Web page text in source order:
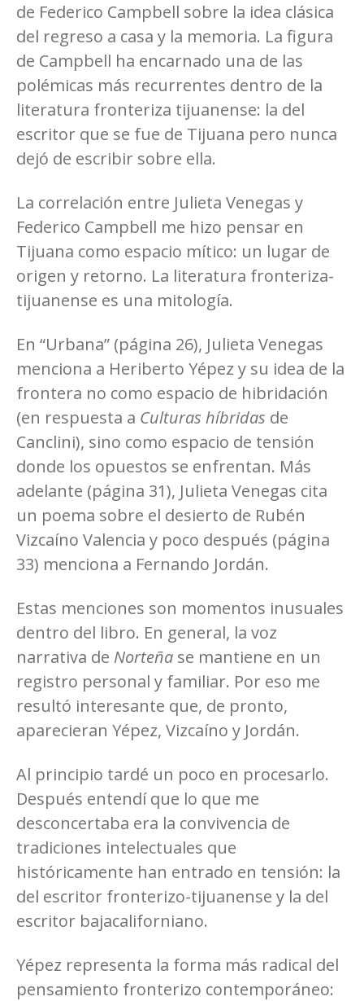
de Federico Campbell sobre la idea clásica
del regreso a casa y la memoria. La figura
de Campbell ha encarnado una de las
polémicas más recurrentes dentro de la
literatura fronteriza tijuanense: la del
escritor que se fue de Tijuana pero nunca
dejó de escribir sobre ella.
La correlación entre Julieta Venegas y
Federico Campbell me hizo pensar en
Tijuana como espacio mítico: un lugar de
origen y retorno. La literatura fronteriza-
tijuanense es una mitología.
En “Urbana” (página 26), Julieta Venegas
menciona a Heriberto Yépez y su idea de la
frontera no como espacio de hibridación
(en respuesta a Culturas híbridas de
Canclini), sino como espacio de tensión
donde los opuestos se enfrentan. Más
adelante (página 31), Julieta Venegas cita
un poema sobre el desierto de Rubén
Vizcaíno Valencia y poco después (página
33) menciona a Fernando Jordán.
Estas menciones son momentos inusuales
dentro del libro. En general, la voz
narrativa de Norteña se mantiene en un
registro personal y familiar. Por eso me
resultó interesante que, de pronto,
aparecieran Yépez, Vizcaíno y Jordán.
Al principio tardé un poco en procesarlo.
Después entendí que lo que me
desconcertaba era la convivencia de
tradiciones intelectuales que
históricamente han entrado en tensión: la
del escritor fronterizo-tijuanense y la del
escritor bajacaliforniano.
Yépez representa la forma más radical del
pensamiento fronterizo contemporáneo: